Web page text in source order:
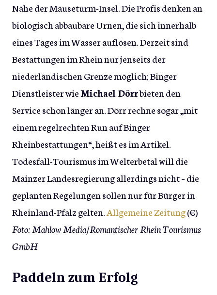
Nähe der Mäuseturm-Insel. Die Profis denken an
biologisch abbaubare Urnen, die sich innerhalb
eines Tages im Wasser auflösen. Derzeit sind
Bestattungen im Rhein nur jenseits der
niederländischen Grenze möglich; Binger
Dienstleister wieMichael Dörrbieten den
Service schon länger an. Dörr rechne sogar „mit
einem regelrechten Run auf Binger
Rheinbestattungen“, heißt es im Artikel.
Todesfall-Tourismus im Welterbetal will die
Mainzer Landesregierung allerdings nicht – die
geplanten Regelungen sollen nur für Bürger in
Rheinland-Pfalz gelten.Allgemeine Zeitung(€)
Foto: Mahlow Media/Romantischer Rhein Tourismus
GmbH
Paddeln zum Erfolg